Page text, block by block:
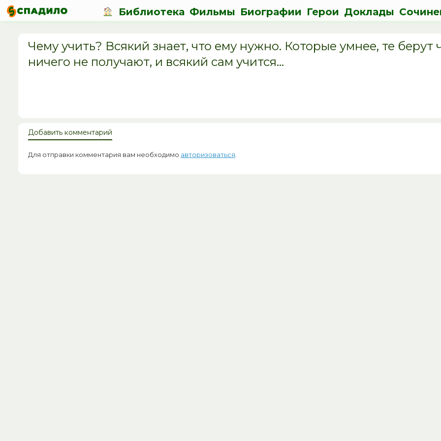
Библиотека Фильмы Биографии Герои Доклады
Чему учить? Всякий знает, что ему нужно. Которые умнее, те берут
ничего не получают, и всякий сам учится…
Добавить комментарий
Для отправки комментария вам необходимо авторизоваться